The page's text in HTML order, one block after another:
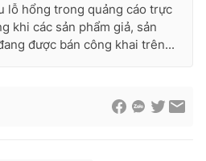
lỗ hổng trong quảng cáo trực
khi các sản phẩm giả, sản
được bán công khai trên...